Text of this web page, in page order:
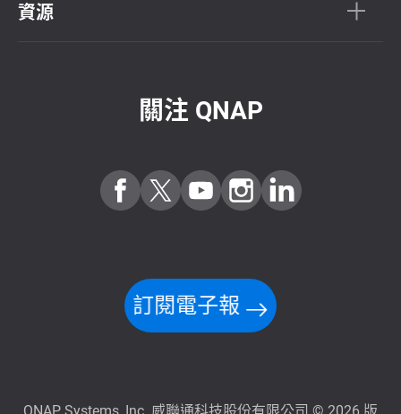
資源
關注 QNAP
訂閱電子報